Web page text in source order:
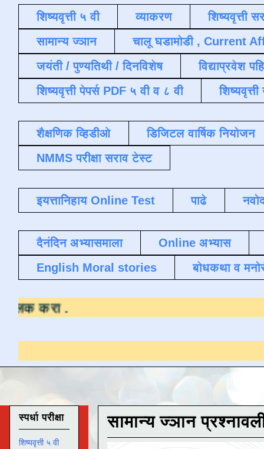
शिष्यवृत्ती ५ वी व्याकरण
शिष्यवृत्ती
सामान्य ज्ञान
चालू घडामोडी , Current
जयंती / पुण्यतिथी / दिनविशेष
विद्याप्रवेश
शिष्यवृत्ती पेपर्स PDF ५ वी व ८ वी
शैक्षणिक व्हिडीओ
डिजिटल वार्षिक नियोजन
NMMS परीक्षा सराव टेस्ट
इयत्तानिहाय Online Test पाढे
दैनंदिन अभ्यासमाला
Online अभ्यास
English Moral stories
बोधकथा व
येथे क्लिक करा
सामान्य ज्ञान
स्पर्धा परीक्षा
शिष्यवृत्ती ५ वी